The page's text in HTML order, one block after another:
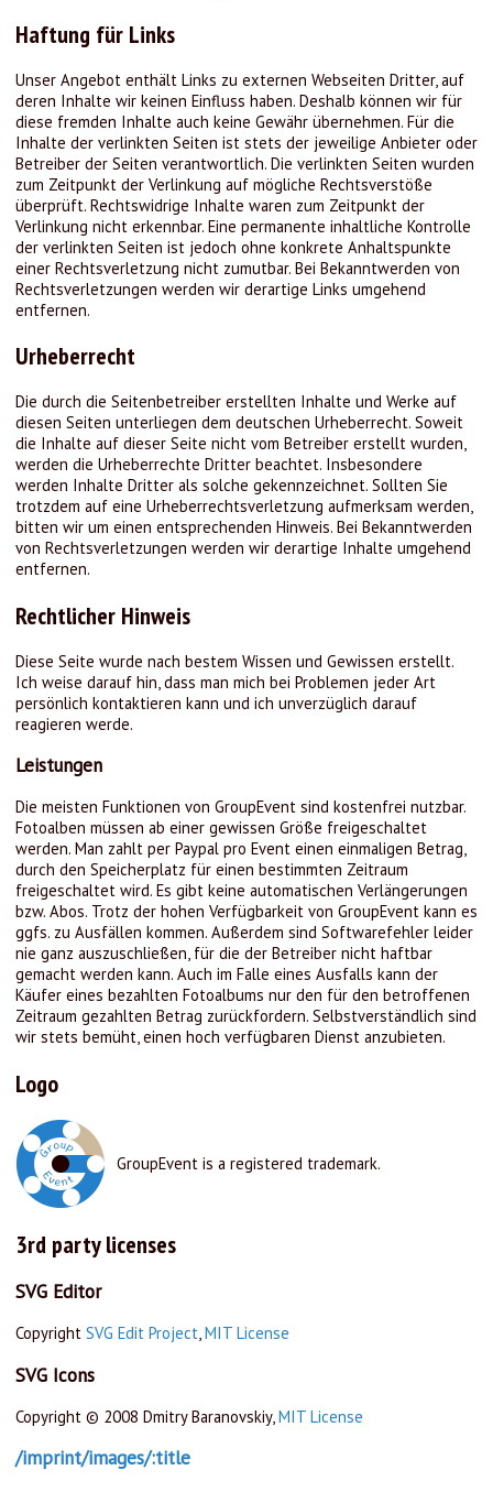
Haftung für Links
Unser Angebot enthält Links zu externen Webseiten Dritter, auf
deren Inhalte wir keinen Einfluss haben. Deshalb können wir für
diese fremden Inhalte auch keine Gewähr übernehmen. Für die
Inhalte der verlinkten Seiten ist stets der jeweilige Anbieter oder
Betreiber der Seiten verantwortlich. Die verlinkten Seiten wurden
zum Zeitpunkt der Verlinkung auf mögliche Rechtsverstöße
überprüft. Rechtswidrige Inhalte waren zum Zeitpunkt der
Verlinkung nicht erkennbar. Eine permanente inhaltliche Kontrolle
der verlinkten Seiten ist jedoch ohne konkrete Anhaltspunkte
einer Rechtsverletzung nicht zumutbar. Bei Bekanntwerden von
Rechtsverletzungen werden wir derartige Links umgehend
entfernen.
Urheberrecht
Die durch die Seitenbetreiber erstellten Inhalte und Werke auf
diesen Seiten unterliegen dem deutschen Urheberrecht. Soweit
die Inhalte auf dieser Seite nicht vom Betreiber erstellt wurden,
werden die Urheberrechte Dritter beachtet. Insbesondere
werden Inhalte Dritter als solche gekennzeichnet. Sollten Sie
trotzdem auf eine Urheberrechtsverletzung aufmerksam werden,
bitten wir um einen entsprechenden Hinweis. Bei Bekanntwerden
von Rechtsverletzungen werden wir derartige Inhalte umgehend
entfernen.
Rechtlicher Hinweis
Diese Seite wurde nach bestem Wissen und Gewissen erstellt.
Ich weise darauf hin, dass man mich bei Problemen jeder Art
persönlich kontaktieren kann und ich unverzüglich darauf
reagieren werde.
Leistungen
Die meisten Funktionen von GroupEvent sind kostenfrei nutzbar.
Fotoalben müssen ab einer gewissen Größe freigeschaltet
werden. Man zahlt per Paypal pro Event einen einmaligen Betrag,
durch den Speicherplatz für einen bestimmten Zeitraum
freigeschaltet wird. Es gibt keine automatischen Verlängerungen
bzw. Abos. Trotz der hohen Verfügbarkeit von GroupEvent kann es
ggfs. zu Ausfällen kommen. Außerdem sind Softwarefehler leider
nie ganz auszuschließen, für die der Betreiber nicht haftbar
gemacht werden kann. Auch im Falle eines Ausfalls kann der
Käufer eines bezahlten Fotoalbums nur den für den betroffenen
Zeitraum gezahlten Betrag zurückfordern. Selbstverständlich sind
wir stets bemüht, einen hoch verfügbaren Dienst anzubieten.
Logo
GroupEvent is a registered trademark.
3rd party licenses
SVG Editor
Copyright SVG Edit Project,MIT License
SVG Icons
Copyright © 2008 Dmitry Baranovskiy, MIT License
/imprint/images/:title